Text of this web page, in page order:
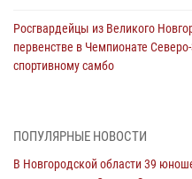
Росгвардейцы из Великого
первенстве в Чемпионате
спортивному самбо
детского лагеря
04 августа 2026, 09:13 5
ПОПУЛЯРНЫЕ НОВОСТИ
В Новгородской области 39